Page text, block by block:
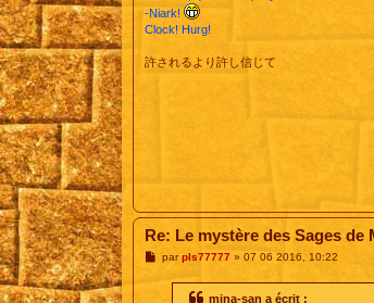
-Niark!
Clock! Hurg!
許されるより許し信じて
Re: Le mystère des Sages
Mpar pls77777» 07 06 2016, 10:22
mina-san a écrit :